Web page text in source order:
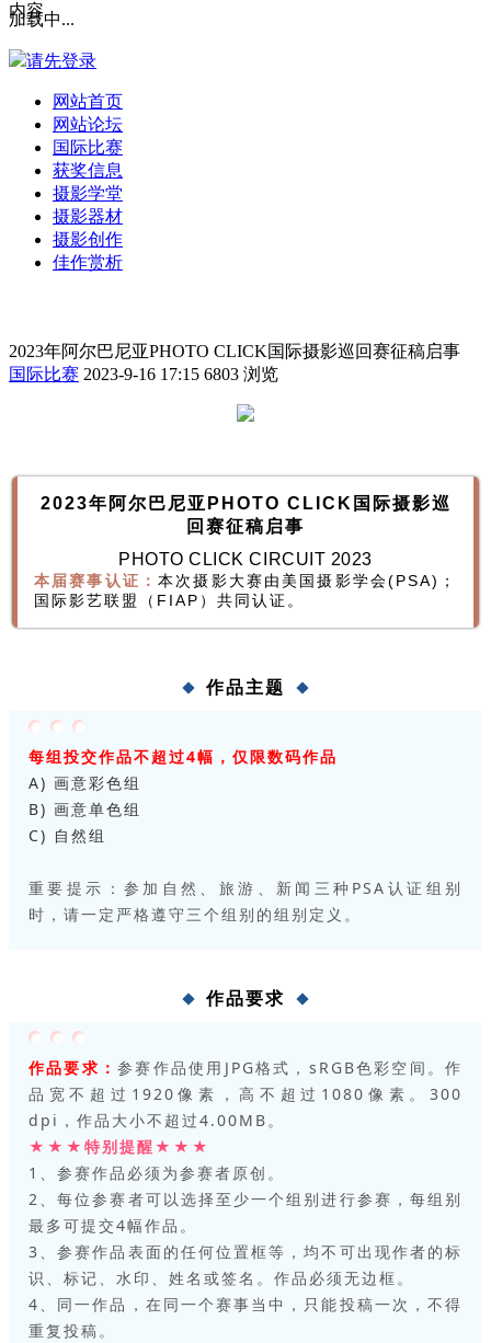
加载中...
请先登录
网站首页
网站论坛
国际比赛
获奖信息
摄影学堂
摄影器材
摄影创作
佳作赏析
内容
2023年阿尔巴尼亚PHOTO CLICK国际摄影巡回赛征稿启事
国际比赛 2023-9-16 17:15 6803 浏览
2023年阿尔巴尼亚PHOTO CLICK国际摄影巡
回赛征稿启事
PHOTO CLICK CIRCUIT 2023
本届赛事认证：本次摄影大赛由美国摄影学会(PSA)；
国际影艺联盟（FIAP）共同认证。
作品主题
每组投交作品不超过4幅，仅限数码作品
A) 画意彩色组
B) 画意单色组
C) 自然组
重要提示：参加自然、旅游、新闻三种PSA认证组别
时，请一定严格遵守三个组别的组别定义。
作品要求
作品要求：参赛作品使用JPG格式，sRGB色彩空间。作
品宽不超过1920像素，高不超过1080像素。300
dpi，作品大小不超过4.00MB。
★★★特别提醒★★★
1、参赛作品必须为参赛者原创。
2、每位参赛者可以选择至少一个组别进行参赛，每组别
最多可提交4幅作品。
3、参赛作品表面的任何位置框等，均不可出现作者的标
识、标记、水印、姓名或签名。作品必须无边框。
4、同一作品，在同一个赛事当中，只能投稿一次，不得
重复投稿。